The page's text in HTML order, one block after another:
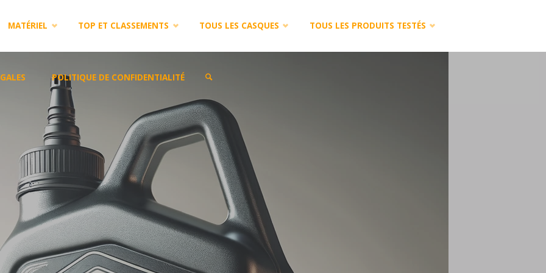
MATÉRIEL TOP ET CLASSEMENTS TOUS LES CASQUES TOUS LES PRODUITS TESTÉS
POLITIQUE DE CONFIDENTIALITÉ
SEARCH